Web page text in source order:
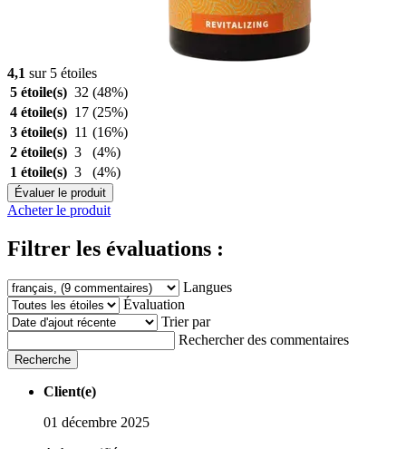
4,1 sur 5 étoiles
5 étoile(s) 32 (48%)
4 étoile(s) 17 (25%)
3 étoile(s) 11 (16%)
2 étoile(s) 3
(4%)
1 étoile(s) 3 (4%)
Évaluer le produit
Acheter le produit
Filtrer les évaluations :
Langues
Évaluation
Trier par
Rechercher des commentaires
Recherche
Client(e)
01 décembre 2025